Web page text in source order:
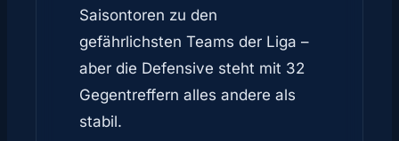
Saisontoren zu den
gefährlichsten Teams der Liga –
aber die Defensive steht mit 32
Gegentreffern alles andere als
stabil.